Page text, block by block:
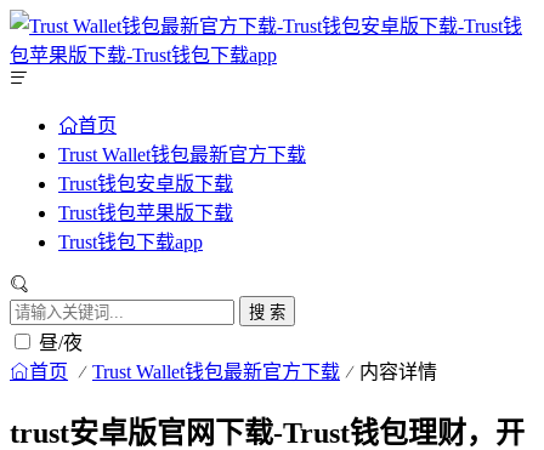
首页
Trust Wallet钱包最新官方下载
Trust钱包安卓版下载
Trust钱包苹果版下载
Trust钱包下载app
搜 索
昼/夜
首页 Trust Wallet钱包最新官方下载 内容详情
trust安卓版官网下载-Trust钱包理财，开